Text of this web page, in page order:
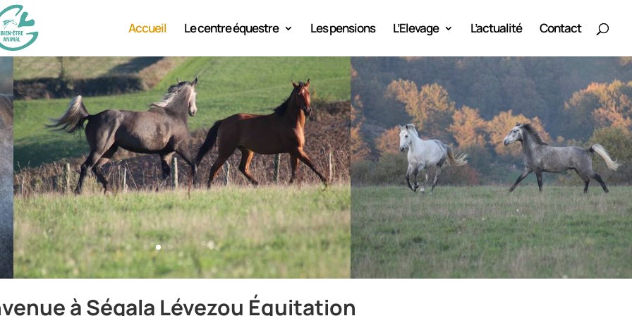
Accueil Le centre équestre Les pensions L’Elevage L’actualité Contact
à Ségala Lévezou Équitation